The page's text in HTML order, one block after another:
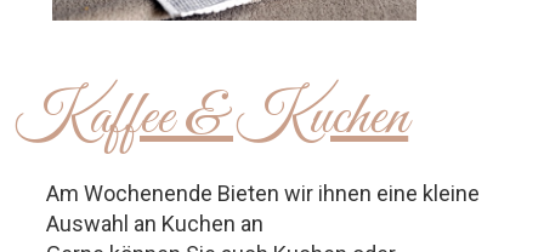
Kaffee & Kuchen
Am Wochenende Bieten wir ihnen eine kleine
Auswahl an Kuchen an